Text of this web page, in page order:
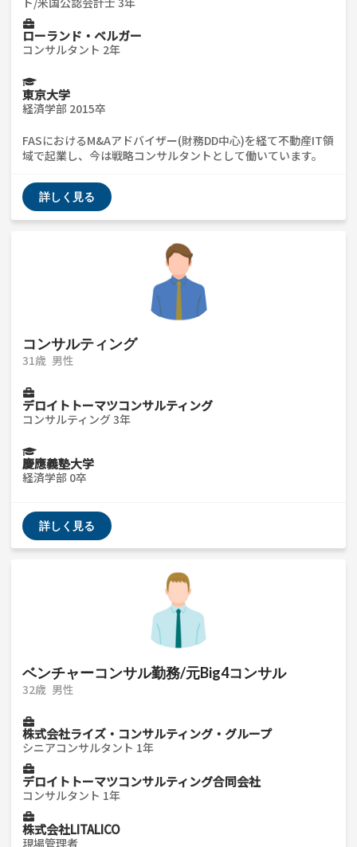
ローランド・ベルガー
コンサルタント 2年
東京大学
経済学部 2015卒
FASにおけるM&Aアドバイザー(財務DD中心)を経て不動産IT領
域で起業し、今は戦略コンサルタントとして働いています。
ができるかと思います
詳しく見る
コンサルティング
31歳 男性
デロイトトーマツコンサルティング
コンサルティング 3年
慶應義塾大学
経済学部 0卒
詳しく見る
ベンチャーコンサル勤務/元Big4コンサル
32歳 男性
株式会社ライズ・コンサルティング・グループ
シニアコンサルタント 1年
デロイトトーマツコンサルティング合同会社
コンサルタント 1年
株式会社LITALICO
現場管理者